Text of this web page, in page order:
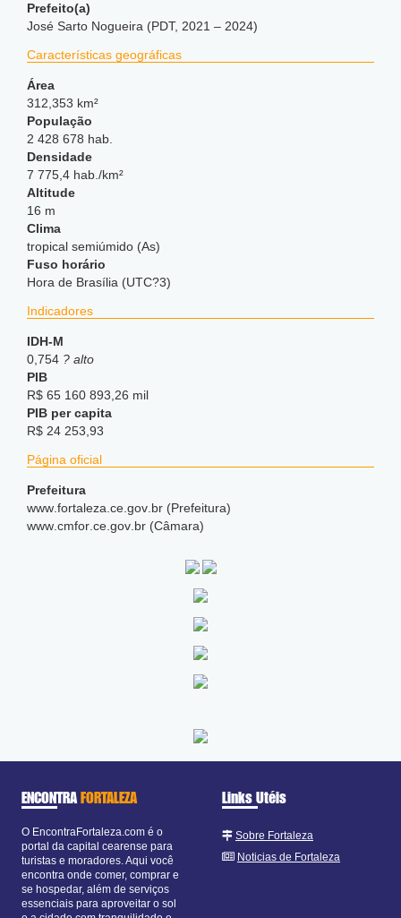
Prefeito(a)
José Sarto Nogueira (PDT, 2021 – 2024)
Características geográficas
Área
312,353 km²
População
2 428 678 hab.
Densidade
7 775,4 hab./km²
Altitude
16 m
Clima
tropical semiúmido (As)
Fuso horário
Hora de Brasília (UTC?3)
Indicadores
IDH-M
0,754 ? alto
PIB
R$ 65 160 893,26 mil
PIB per capita
R$ 24 253,93
Página oficial
Prefeitura
www .fortaleza .ce .gov .br (Prefeitura)
www .cmfor .ce .gov .br (Câmara)
ENCONTRAFORTALEZA
O EncontraFortaleza.com é o
portal da capital cearense para
turistas e moradores. Aqui você
encontra onde comer, comprar e
se hospedar, além de serviços
essenciais para aproveitar o sol
Links Utéis
Sobre Fortaleza
Noticias de Fortaleza